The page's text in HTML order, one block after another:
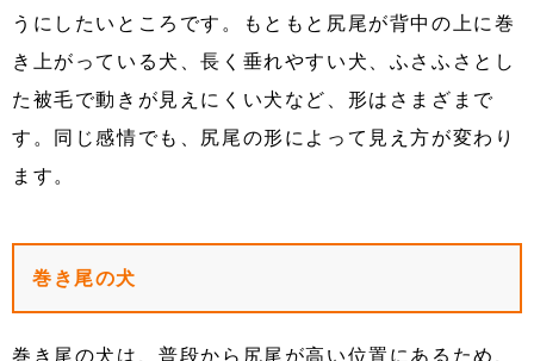
うにしたいところです。もともと尻尾が背中の上に巻
き上がっている犬、長く垂れやすい犬、ふさふさとし
た被毛で動きが見えにくい犬など、形はさまざまで
す。同じ感情でも、尻尾の形によって見え方が変わり
ます。
巻き尾の犬
巻き尾の犬は、普段から尻尾が高い位置にあるため、